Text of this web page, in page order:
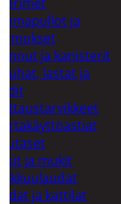
Juomapullot ja
termokset
Kannut ja kanisterit
Kauhat, lastat ja
sudit
Kattaustarvikkeet
Kertakäyttöastiat
Lautaset
Lasit ja mukit
Leikkuulaudat
Padat ja kattilat